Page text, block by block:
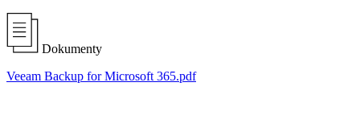
Dokumenty
Veeam Backup for Microsoft 365.pdf